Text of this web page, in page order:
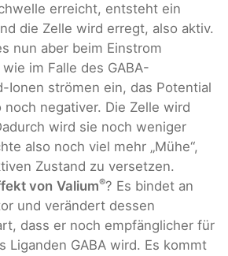
erreicht, entsteht ein
die Zelle wird erregt, also aktiv.
nun aber beim Einstrom
im Falle des GABA-
Ionen strömen ein, das Potential
noch negativer. Die Zelle wird
wird sie noch weniger
also noch viel mehr „Mühe“,
Zustand zu versetzen.
von Valium®? Es bindet an
und verändert dessen
dass er noch empfänglicher für
Liganden GABA wird. Es kommt